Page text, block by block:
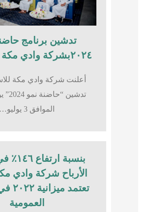
تدشين برنامج
٢٠٢٤بشركة وادي مكة للاستثمار
أعلنت شركة وادي مكة
تدشين
الموافق 3 يوليو…
بنسبة
الأرباح شركة وادي
العمومية